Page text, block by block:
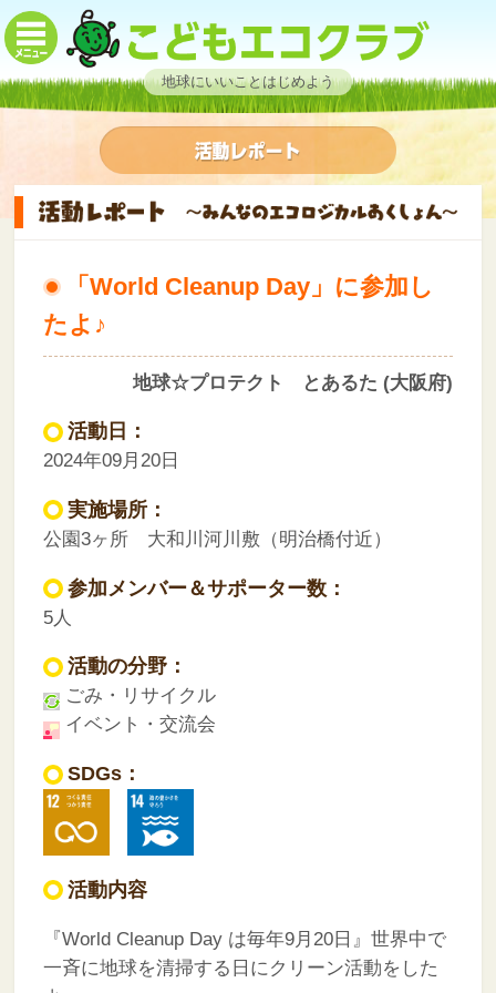
地球にいいことはじめよう
「World Cleanup Day」に参加し
たよ♪
地球☆プロテクト とあるた (大阪府)
活動日：
2024年09月20日
実施場所：
公園3ヶ所 大和川河川敷（明治橋付近）
参加メンバー＆サポーター数：
5人
活動の分野：
ごみ・リサイクル
イベント・交流会
SDGs：
活動内容
『World Cleanup Day は毎年9月20日』世界中で
一斉に地球を清掃する日にクリーン活動をした